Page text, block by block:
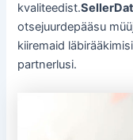
kvaliteedist.
otsejuurdepääsu
kiiremaid
partnerlusi.